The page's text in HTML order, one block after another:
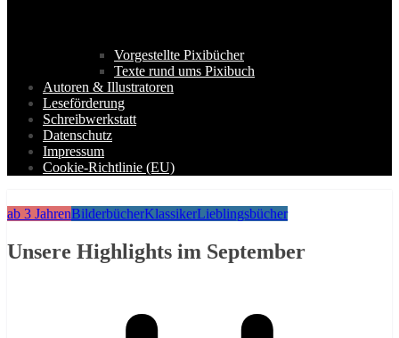
Vorgestellte Pixibücher
Texte rund ums Pixibuch
Autoren & Illustratoren
Leseförderung
Schreibwerkstatt
Datenschutz
Impressum
Cookie-Richtlinie (EU)
ab 3 JahrenBilderbücherKlassikerLieblingsbücher
Unsere Highlights im September